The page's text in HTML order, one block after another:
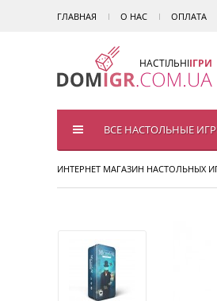
ГЛАВНАЯ О НАС ОПЛАТА
НАСТІЛЬНІІГРИ
ВСЕ НАСТОЛЬНЫЕ
ИНТЕРНЕТ МАГАЗИН НАСТОЛЬНЫХ